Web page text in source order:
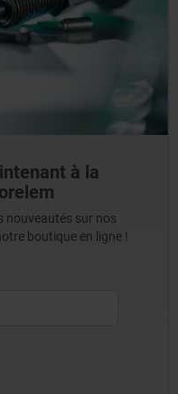
à la
nouveautés sur nos
boutique en ligne !